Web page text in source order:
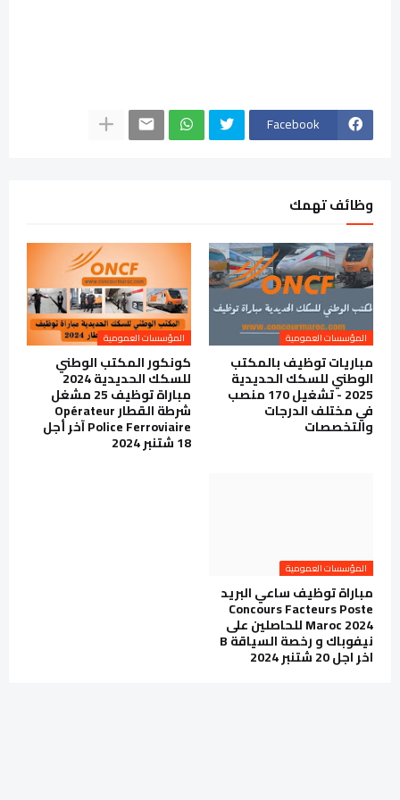
Facebook
وظائف تهمك
المؤسسات العمومية
مباريات توظيف بالمكتب
الوطني للسكك الحديدية
2025 - تشغيل 170 منصب
في مختلف الدرجات
والتخصصات
المؤسسات العمومية
كونكور المكتب الوطني
للسكك الحديدية 2024
مباراة توظيف 25 مشغل
شرطة القطار Opérateur
Police Ferroviaire آخر أجل
18 شتنبر 2024
المؤسسات العمومية
مباراة توظيف ساعي البريد
Concours Facteurs Poste
Maroc 2024 للحاصلين على
نيفوباك و رخصة السياقة B
اخر اجل 20 شتنبر 2024